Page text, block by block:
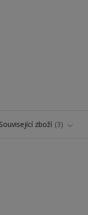
Související zboží 3